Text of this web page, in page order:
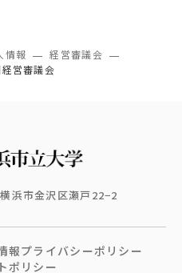
情報
経営審議会
営審議会
浜市金沢区瀬戸22−2
報プライバシーポリシー
ポリシー